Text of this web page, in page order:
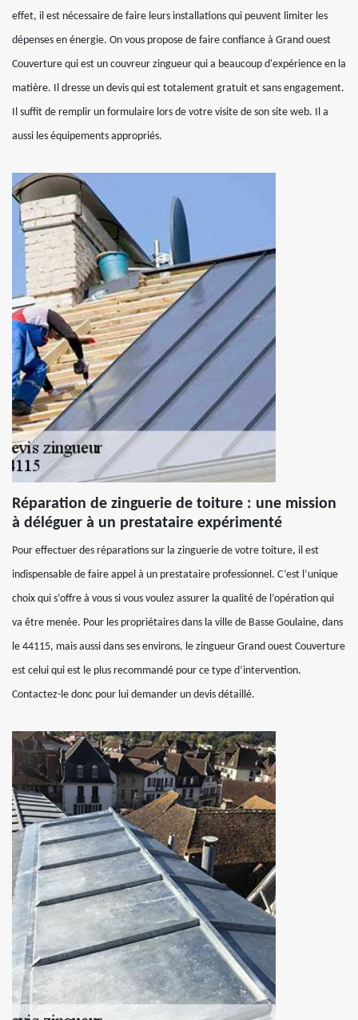
effet, il est nécessaire de faire leurs installations qui peuvent limiter les
dépenses en énergie. On vous propose de faire confiance à Grand ouest
Couverture qui est un couvreur zingueur qui a beaucoup d'expérience en la
matière. Il dresse un devis qui est totalement gratuit et sans engagement.
Il suffit de remplir un formulaire lors de votre visite de son site web. Il a
aussi les équipements appropriés.
Réparation de zinguerie de toiture : une mission
à déléguer à un prestataire expérimenté
Pour effectuer des réparations sur la zinguerie de votre toiture, il est
indispensable de faire appel à un prestataire professionnel. C’est l’unique
choix qui s’offre à vous si vous voulez assurer la qualité de l’opération qui
va être menée. Pour les propriétaires dans la ville de Basse Goulaine, dans
le 44115, mais aussi dans ses environs, le zingueur Grand ouest Couverture
est celui qui est le plus recommandé pour ce type d’intervention.
Contactez-le donc pour lui demander un devis détaillé.